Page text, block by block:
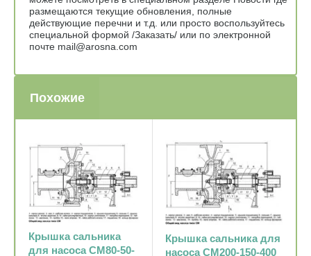
размещаются текущие обновления, полные
действующие перечни и т.д. или просто воспользуйтесь
специальной формой /Заказать/ или по электронной
почте mail@arosna.com
Похожие
Крышка сальника
для насоса СМ80-50-
Крышка сальника для
насоса СМ200-150-400